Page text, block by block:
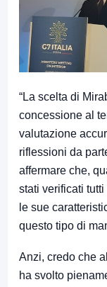
“La scelta di
concessione al
valutazione
riflessioni da
affermare che,
stati verificati
le sue
questo tipo di
Anzi, credo che
ha svolto